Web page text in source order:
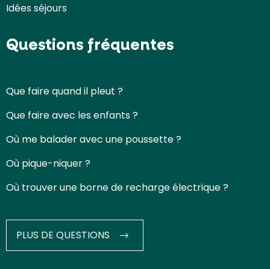
Idées séjours
Questions fréquentes
Que faire quand il pleut ?
Que faire avec les enfants ?
Où me balader avec une poussette ?
Où pique-niquer ?
Où trouver une borne de recharge électrique ?
PLUS DE QUESTIONS